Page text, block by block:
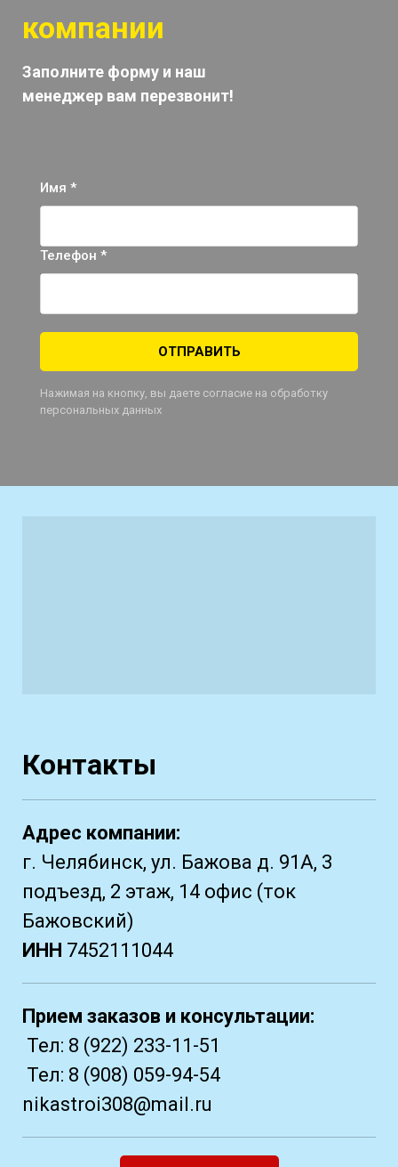
компании
Заполните форму и наш
менеджер вам перезвонит!
Имя *
Телефон *
ОТПРАВИТЬ
Нажимая на кнопку, вы даете согласие на обработку
персональных данных
Контакты
Адрес компании:
г. Челябинск, ул. Бажова д. 91А, 3
подъезд, 2 этаж, 14 офис (ток
Бажовский)
ИНН 7452111044
Прием заказов и консультации:
Тел: 8 (922) 233-11-51
Тел: 8 (908) 059-94-54
nikastroi308@mail.ru